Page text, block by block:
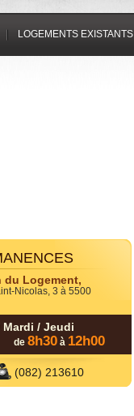
LOGEMENTS EXISTANTS
du Logement,
Nicolas, 3 à 5500
/ Jeudi
de 8h30 à 12h00
(082) 213610